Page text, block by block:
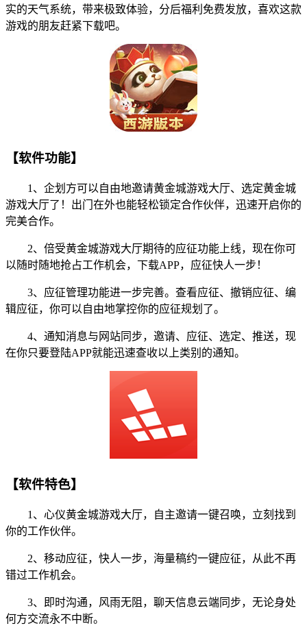
实的天气系统，带来极致体验，分后福利免费发放，喜欢这款
游戏的朋友赶紧下载吧。
【软件功能】
1、企划方可以自由地邀请黄金城游戏大厅、选定黄金城
游戏大厅了！出门在外也能轻松锁定合作伙伴，迅速开启你的
完美合作。
2、倍受黄金城游戏大厅期待的应征功能上线，现在你可
以随时随地抢占工作机会，下载APP，应征快人一步！
3、应征管理功能进一步完善。查看应征、撤销应征、编
辑应征，你可以自由地掌控你的应征规划了。
4、通知消息与网站同步，邀请、应征、选定、推送，现
在你只要登陆APP就能迅速查收以上类别的通知。
【软件特色】
1、心仪黄金城游戏大厅，自主邀请一键召唤，立刻找到
你的工作伙伴。
2、移动应征，快人一步，海量稿约一键应征，从此不再
错过工作机会。
3、即时沟通，风雨无阻，聊天信息云端同步，无论身处
何方交流永不中断。